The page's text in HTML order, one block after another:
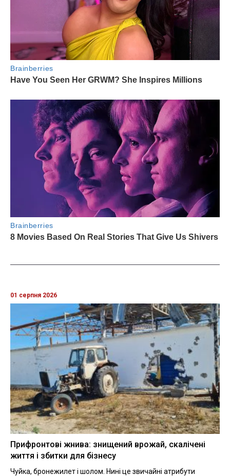
01 серпня 2026
Прифронтові жнива: знищений врожай, скалічені
життя і збитки для бізнесу
Чуйка, бронежилет і шолом. Нині це звичайні атрибути